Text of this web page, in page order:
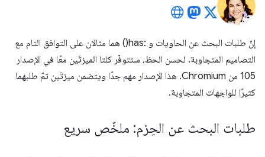
إنّ طلبات البحث عن الحاويات و :has() هما مثالان على التوافق التام مع
التصاميم المتجاوبة. لحسن الحظ، ستتوفّر كلتا الميزتَين معًا في الإصدار
105 من Chromium. هذا الإصدار مهم جدًا ويتضمن ميزتَين تمّ طلبهما
كثيرًا للواجهات المتجاوبة.
طلبات البحث عن الحِزم: ملخّص سريع